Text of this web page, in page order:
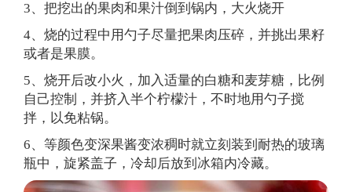
3、把挖出的果肉和果汁倒到锅内，大火烧开
4、烧的过程中用勺子尽量把果肉压碎，并挑出果籽
或者是果膜。
5、烧开后改小火，加入适量的白糖和麦芽糖，比例
自己控制，并挤入半个柠檬汁，不时地用勺子搅
拌，以免粘锅。
6、等颜色变深果酱变浓稠时就立刻装到耐热的玻璃
瓶中，旋紧盖子，冷却后放到冰箱内冷藏。